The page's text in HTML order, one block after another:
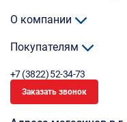
О компании
Покупателям
+7 (3822) 52-34-73
Заказать звонок